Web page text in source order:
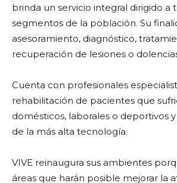
brinda un servicio integral dirigido a
segmentos de la población. Su
asesoramiento, diagnóstico,
recuperación de lesiones o
Cuenta con profesionales
rehabilitación de pacientes que
domésticos, laborales o deportivos
de la más alta tecnología.
VIVE reinaugura sus ambientes
áreas que harán posible mejorar la